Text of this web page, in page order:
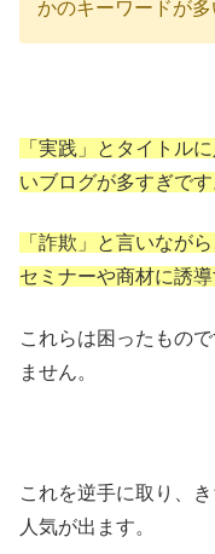
かのキーワードが多
「実践」とタイトル
いブログが多すぎです
「詐欺」と言いなが
セミナーや商材に誘
これらは困ったもの
ません。
これを逆手に取り、
人気が出ます。